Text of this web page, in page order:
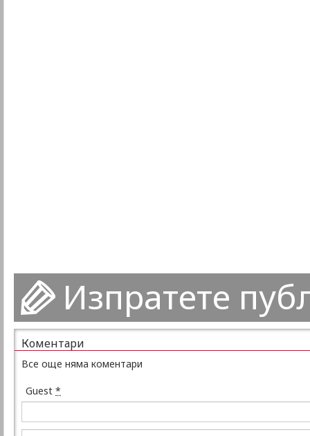
Изпратете
Коментари
Все още няма коментари
Guest *